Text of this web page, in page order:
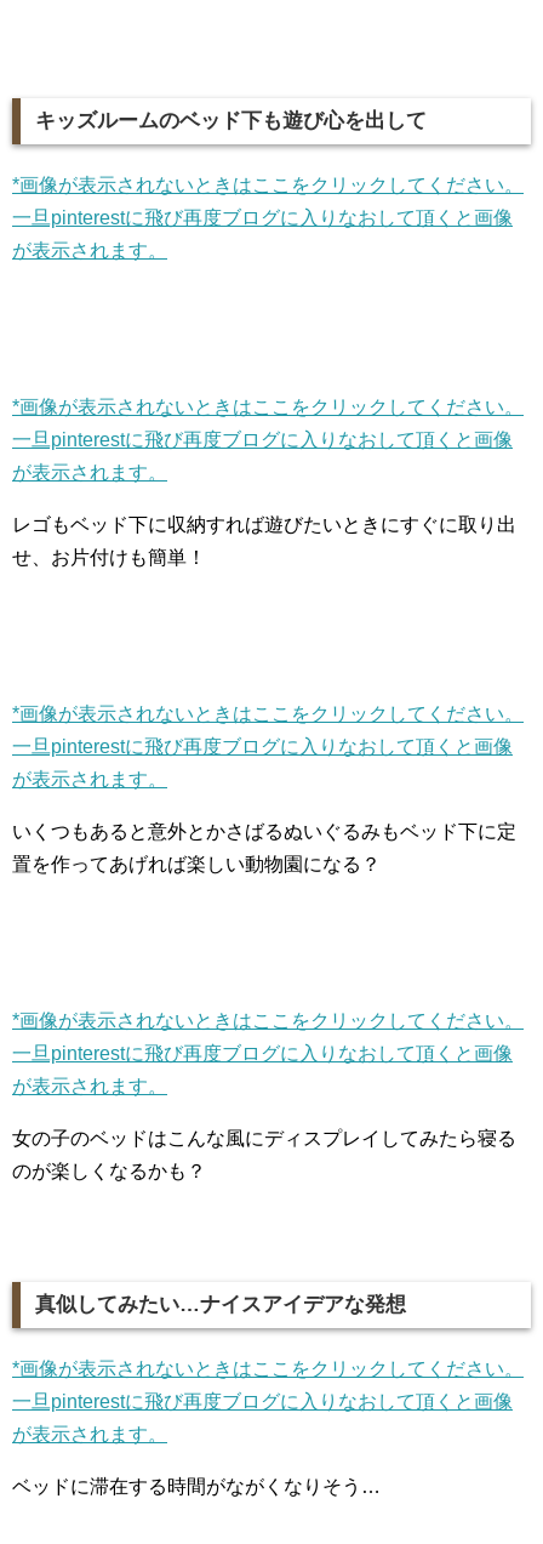
キッズルームのベッド下も遊び心を出して
*画像が表示されないときはここをクリックしてください。
一旦pinterestに飛び再度ブログに入りなおして頂くと画像
が表示されます。
*画像が表示されないときはここをクリックしてください。
一旦pinterestに飛び再度ブログに入りなおして頂くと画像
が表示されます。
レゴもベッド下に収納すれば遊びたいときにすぐに取り出
せ、お片付けも簡単！
*画像が表示されないときはここをクリックしてください。
一旦pinterestに飛び再度ブログに入りなおして頂くと画像
が表示されます。
いくつもあると意外とかさばるぬいぐるみもベッド下に定
置を作ってあげれば楽しい動物園になる？
*画像が表示されないときはここをクリックしてください。
一旦pinterestに飛び再度ブログに入りなおして頂くと画像
が表示されます。
女の子のベッドはこんな風にディスプレイしてみたら寝る
のが楽しくなるかも？
真似してみたい…ナイスアイデアな発想
*画像が表示されないときはここをクリックしてください。
一旦pinterestに飛び再度ブログに入りなおして頂くと画像
が表示されます。
ベッドに滞在する時間がながくなりそう…